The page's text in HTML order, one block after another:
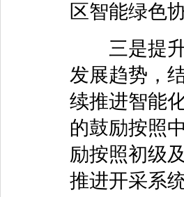
区智能绿色
三是提升
发展趋势，
续推进智能
的鼓励按照
励按照初级
推进开采系